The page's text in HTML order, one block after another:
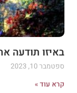
באיזו תודעה
ספטמבר 10, 2023
קרא עוד »